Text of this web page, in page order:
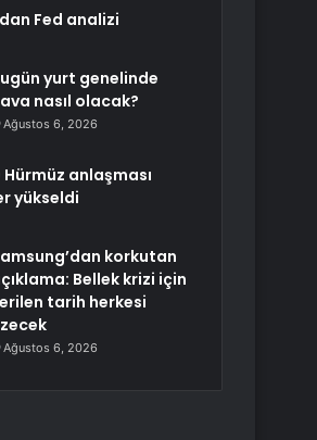
Fed analizi
yurt genelinde
nasıl olacak?
Ağustos 6, 2026
Hürmüz anlaşması
yükseldi
korkutan
Bellek krizi için
tarih herkesi
Ağustos 6, 2026